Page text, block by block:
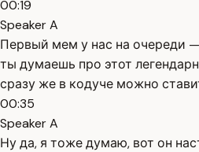
00:19
Speaker A
Первый мем у нас на очереди —
ты думаешь про этот
сразу же в кодуче можно
00:35
Speaker A
Ну да, я тоже думаю, вот он